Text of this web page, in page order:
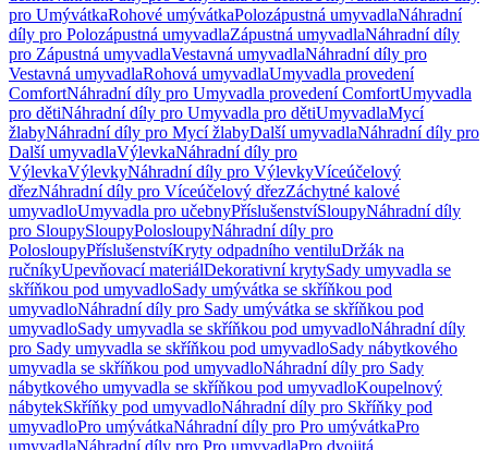
pro UmývátkaRohové umývátkaPolozápustná umyvadlaNáhradní
díly pro Polozápustná umyvadlaZápustná umyvadlaNáhradní díly
pro Zápustná umyvadlaVestavná umyvadlaNáhradní díly pro
Vestavná umyvadlaRohová umyvadlaUmyvadla provedení
ComfortNáhradní díly pro Umyvadla provedení ComfortUmyvadla
pro dětiNáhradní díly pro Umyvadla pro dětiUmyvadlaMycí
žlabyNáhradní díly pro Mycí žlabyDalší umyvadlaNáhradní díly pro
Další umyvadlaVýlevkaNáhradní díly pro
VýlevkaVýlevkyNáhradní díly pro VýlevkyVíceúčelový
dřezNáhradní díly pro Víceúčelový dřezZáchytné kalové
umyvadloUmyvadla pro učebnyPříslušenstvíSloupyNáhradní díly
pro SloupySloupyPolosloupyNáhradní díly pro
PolosloupyPříslušenstvíKryty odpadního ventiluDržák na
ručníkyUpevňovací materiálDekorativní krytySady umyvadla se
skříňkou pod umyvadloSady umývátka se skříňkou pod
umyvadloNáhradní díly pro Sady umývátka se skříňkou pod
umyvadloSady umyvadla se skříňkou pod umyvadloNáhradní díly
pro Sady umyvadla se skříňkou pod umyvadloSady nábytkového
umyvadla se skříňkou pod umyvadloNáhradní díly pro Sady
nábytkového umyvadla se skříňkou pod umyvadloKoupelnový
nábytekSkříňky pod umyvadloNáhradní díly pro Skříňky pod
umyvadloPro umývátkaNáhradní díly pro Pro umývátkaPro
umyvadlaNáhradní díly pro Pro umyvadlaPro dvojitá